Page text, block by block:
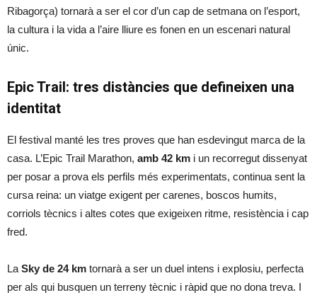
Ribagorça) tornarà a ser el cor d’un cap de setmana on l’esport,
la cultura i la vida a l’aire lliure es fonen en un escenari natural
únic.
Epic Trail: tres distàncies que defineixen una
identitat
El festival manté les tres proves que han esdevingut marca de la
casa. L’Epic Trail Marathon, amb 42 km i un recorregut dissenyat
per posar a prova els perfils més experimentats, continua sent la
cursa reina: un viatge exigent per carenes, boscos humits,
corriols tècnics i altes cotes que exigeixen ritme, resistència i cap
fred.
La Sky de 24 km tornarà a ser un duel intens i explosiu, perfecta
per als qui busquen un terreny tècnic i ràpid que no dona treva. I